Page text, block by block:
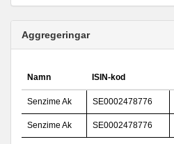
Aggregeringar
Namn ISIN-kod
Senzime Ak SE0002478776
Senzime Ak SE0002478776